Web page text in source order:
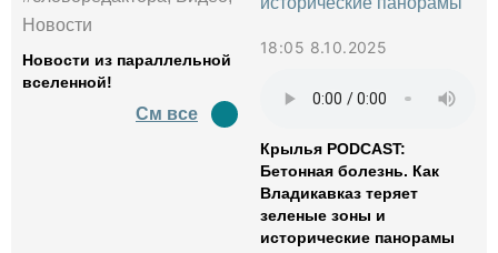
Новости
Новости из параллельной
вселенной!
См все
18:05 8.10.2025
Крылья PODCAST:
Бетонная болезнь. Как
Владикавказ теряет
зеленые зоны и
исторические панорамы